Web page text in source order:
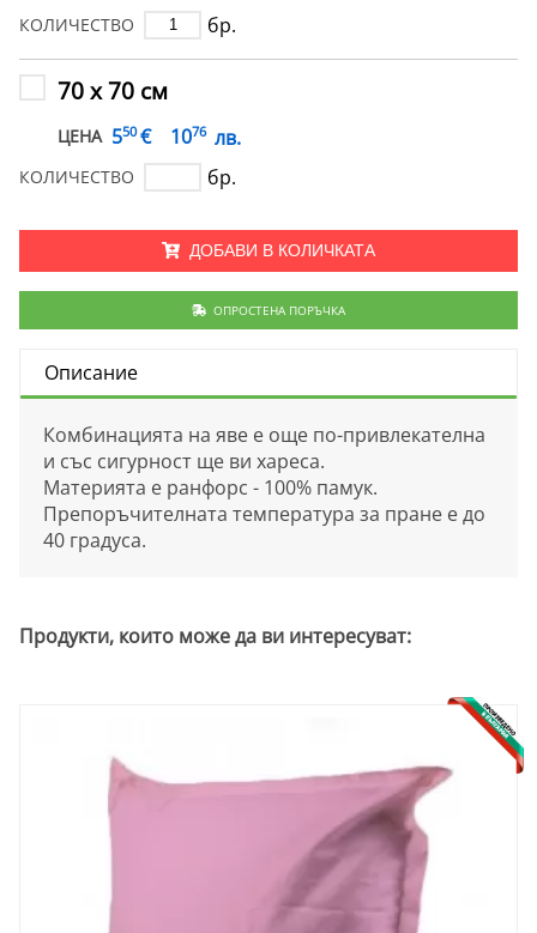
КОЛИЧЕСТВО бр.
70 х 70 см
ЦЕНА 550 € 1076 лв.
КОЛИЧЕСТВО бр.
ДОБАВИ В КОЛИЧКАТА
ОПРОСТЕНА ПОРЪЧКА
Описание
Комбинацията на яве е още по-привлекателна
и със сигурност ще ви хареса.
Материята е ранфорс - 100% памук.
Препоръчителната температура за пране е до
40 градуса.
Продукти, които може да ви интересуват: